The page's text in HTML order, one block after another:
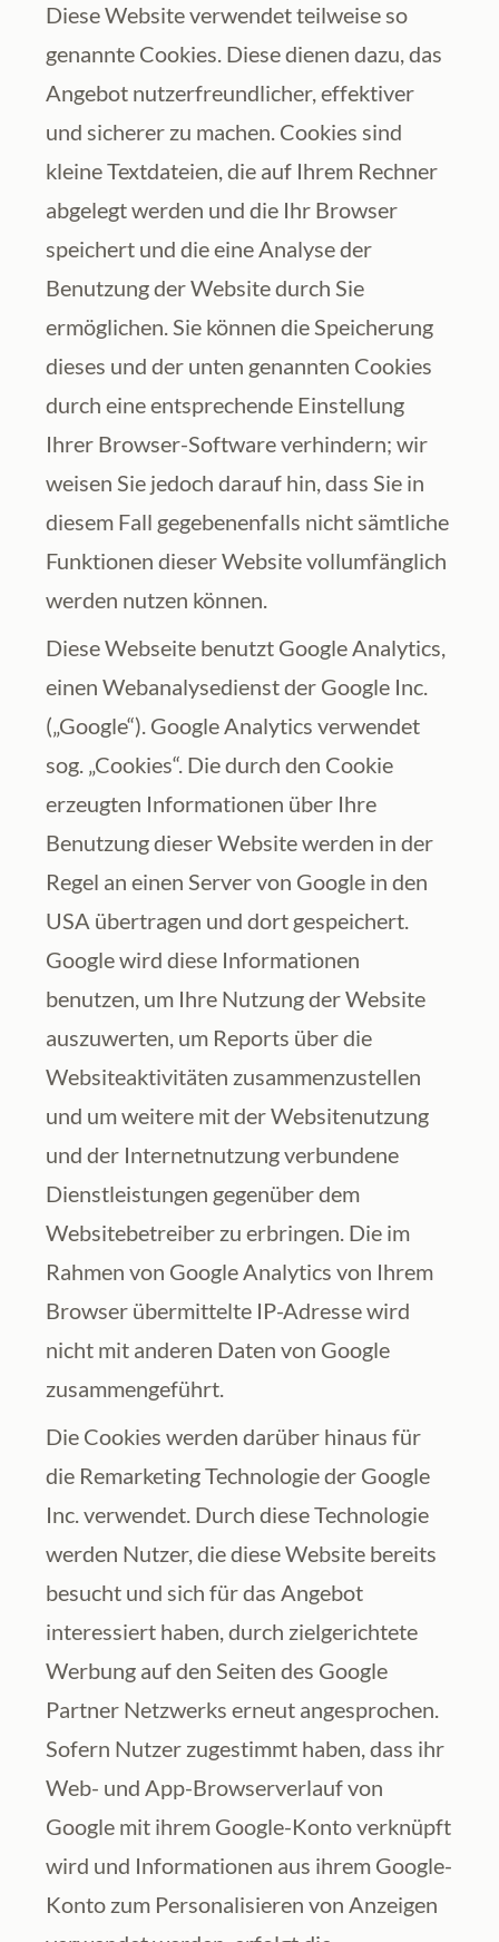
Diese Website verwendet teilweise so
genannte Cookies. Diese dienen dazu, das
Angebot nutzerfreundlicher, effektiver
und sicherer zu machen. Cookies sind
kleine Textdateien, die auf Ihrem Rechner
abgelegt werden und die Ihr Browser
speichert und die eine Analyse der
Benutzung der Website durch Sie
ermöglichen. Sie können die Speicherung
dieses und der unten genannten Cookies
durch eine entsprechende Einstellung
Ihrer Browser-Software verhindern; wir
weisen Sie jedoch darauf hin, dass Sie in
diesem Fall gegebenenfalls nicht sämtliche
Funktionen dieser Website vollumfänglich
werden nutzen können.
Diese Webseite benutzt Google Analytics,
einen Webanalysedienst der Google Inc.
(„Google“). Google Analytics verwendet
sog. „Cookies“. Die durch den Cookie
erzeugten Informationen über Ihre
Benutzung dieser Website werden in der
Regel an einen Server von Google in den
USA übertragen und dort gespeichert.
Google wird diese Informationen
benutzen, um Ihre Nutzung der Website
auszuwerten, um Reports über die
Websiteaktivitäten zusammenzustellen
und um weitere mit der Websitenutzung
und der Internetnutzung verbundene
Dienstleistungen gegenüber dem
Websitebetreiber zu erbringen. Die im
Rahmen von Google Analytics von Ihrem
Browser übermittelte IP-Adresse wird
nicht mit anderen Daten von Google
zusammengeführt.
Die Cookies werden darüber hinaus für
die Remarketing Technologie der Google
Inc. verwendet. Durch diese Technologie
werden Nutzer, die diese Website bereits
besucht und sich für das Angebot
interessiert haben, durch zielgerichtete
Werbung auf den Seiten des Google
Partner Netzwerks erneut angesprochen.
Sofern Nutzer zugestimmt haben, dass ihr
Web- und App-Browserverlauf von
Google mit ihrem Google-Konto verknüpft
wird und Informationen aus ihrem Google-
Konto zum Personalisieren von Anzeigen